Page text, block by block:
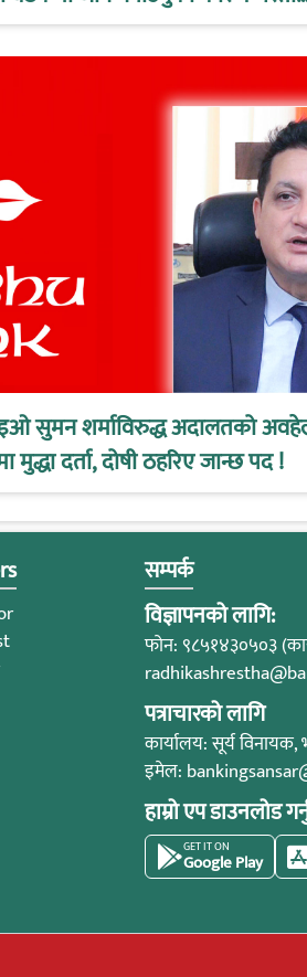
सुमन शर्माविरुद्ध अदालतको
दर्ता, दोषी ठहरिए जान्छ पद !
सम्पर्क
विज्ञापनको लागि:
फोन: ९८५१४३०५०३
पत्राचारको लागि
कार्यालय: सूर्य विनायक,
इमेल:
हाम्रो एप डाउनलोड
GET IT ON
Google Play